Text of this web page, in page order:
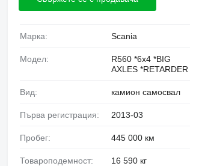
Марка: Scania
Модел:
R560 *6x4 *BIG
AXLES *RETARDER
Вид: камион самосвал
Първа регистрация: 2013-03
Пробег: 445 000 км
Товароподемност: 16 590 кг